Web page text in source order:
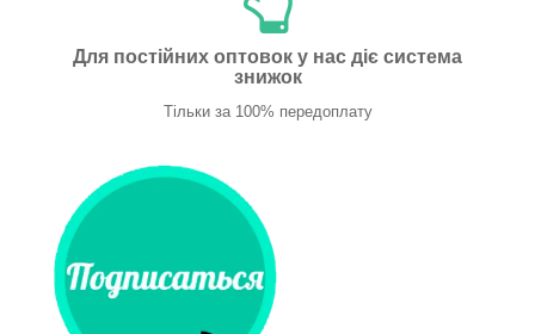
Для постійних оптовок у нас діє система
знижок
Тільки за 100% передоплату